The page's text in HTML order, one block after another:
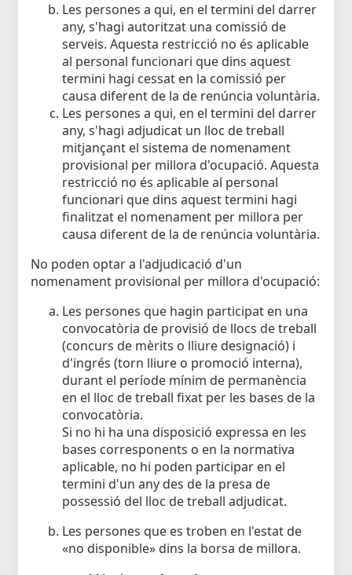
Les persones a qui, en el termini del darrer
any, s'hagi autoritzat una comissió de
serveis. Aquesta restricció no és aplicable
al personal funcionari que dins aquest
termini hagi cessat en la comissió per
causa diferent de la de renúncia voluntària.
Les persones a qui, en el termini del darrer
any, s'hagi adjudicat un lloc de treball
mitjançant el sistema de nomenament
provisional per millora d'ocupació. Aquesta
restricció no és aplicable al personal
funcionari que dins aquest termini hagi
finalitzat el nomenament per millora per
causa diferent de la de renúncia voluntària.
No poden optar a l'adjudicació d'un
nomenament provisional per millora d'ocupació:
Les persones que hagin participat en una
convocatòria de provisió de llocs de treball
(concurs de mèrits o lliure designació) i
d'ingrés (torn lliure o promoció interna),
durant el període mínim de permanència
en el lloc de treball fixat per les bases de la
convocatòria.
Si no hi ha una disposició expressa en les
bases corresponents o en la normativa
aplicable, no hi poden participar en el
termini d'un any des de la presa de
possessió del lloc de treball adjudicat.
Les persones que es troben en l'estat de
«no disponible» dins la borsa de millora.